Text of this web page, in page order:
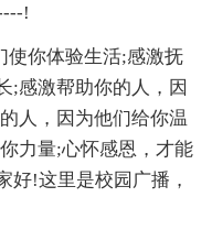
!
使你体验生活;感激抚
;感激帮助你的人，因
人，因为他们给你温
力量;心怀感恩，才能
好!这里是校园广播，